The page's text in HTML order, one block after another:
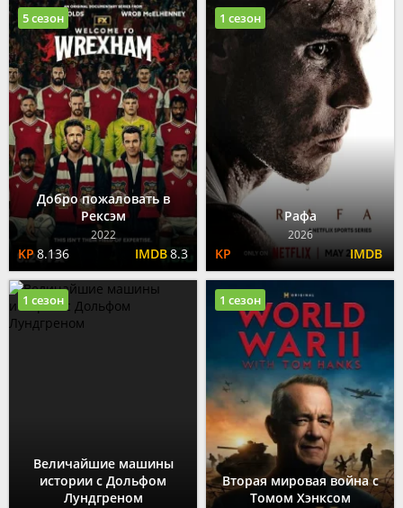
Добро пожаловать в
Рексэм
2022
8.136 8.3
5 сезон
Рафа
2026
1 сезон
Величайшие машины
истории с Дольфом
Лундгреном
1 сезон
Вторая мировая война с
Томом Хэнксом
1 сезон